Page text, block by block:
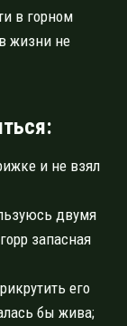
в горном
жизни не
и не взял
двумя
запасная
его
бы жива;